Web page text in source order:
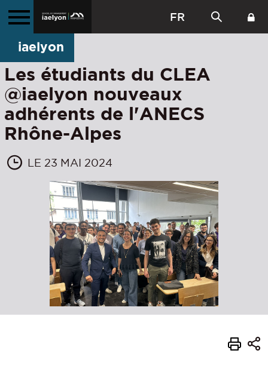
FR
iaelyon
Les étudiants du CLEA
@iaelyon nouveaux
adhérents de l'ANECS
Rhône-Alpes
LE 23 MAI 2024